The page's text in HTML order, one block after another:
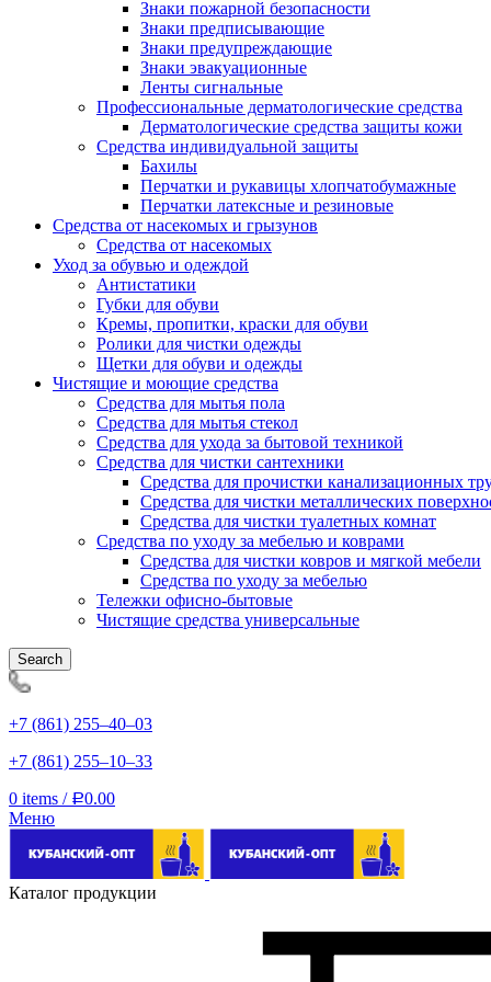
Знаки пожарной безопасности
Знаки предписывающие
Знаки предупреждающие
Знаки эвакуационные
Ленты сигнальные
Профессиональные дерматологические средства
Дерматологические средства защиты кожи
Средства индивидуальной защиты
Бахилы
Перчатки и рукавицы хлопчатобумажные
Перчатки латексные и резиновые
Средства от насекомых и грызунов
Средства от насекомых
Уход за обувью и одеждой
Антистатики
Губки для обуви
Кремы, пропитки, краски для обуви
Ролики для чистки одежды
Щетки для обуви и одежды
Чистящие и моющие средства
Средства для мытья пола
Средства для мытья стекол
Средства для ухода за бытовой техникой
Средства для чистки сантехники
Средства для прочистки канализационных
Средства для чистки металлических
Средства для чистки туалетных комнат
Средства по уходу за мебелью и коврами
Средства для чистки ковров и мягкой мебели
Средства по уходу за мебелью
Тележки офисно-бытовые
Чистящие средства универсальные
Search
+7 (861) 255‒40‒03
+7 (861) 255‒10‒33
0 items / Р0.00
Меню
Каталог продукции